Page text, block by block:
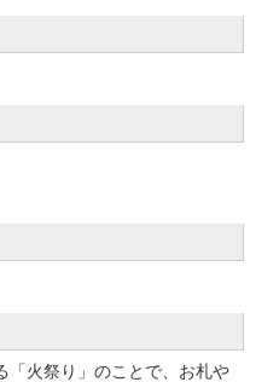
「火祭り」のことで、お札や